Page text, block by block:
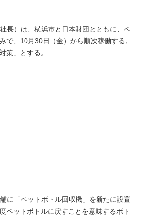
長）は、横浜市と日本財団とともに、ペ
で、10月30日（金）から順次稼働する。
策」とする。
に「ペットボトル回収機」を新たに設置
ペットボトルに戻すことを意味するボト